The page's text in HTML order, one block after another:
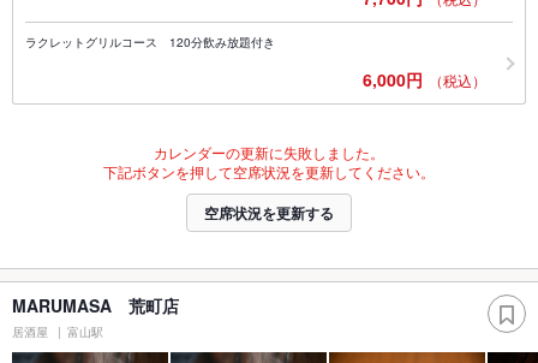
ラクレットグリルコース 120分飲み放題付き
6,000円 （税込）
カレンダーの更新に失敗しました。
下記ボタンを押して空席状況を更新してください。
空席状況を更新する
MARUMASA 荒町店
居酒屋 富山駅